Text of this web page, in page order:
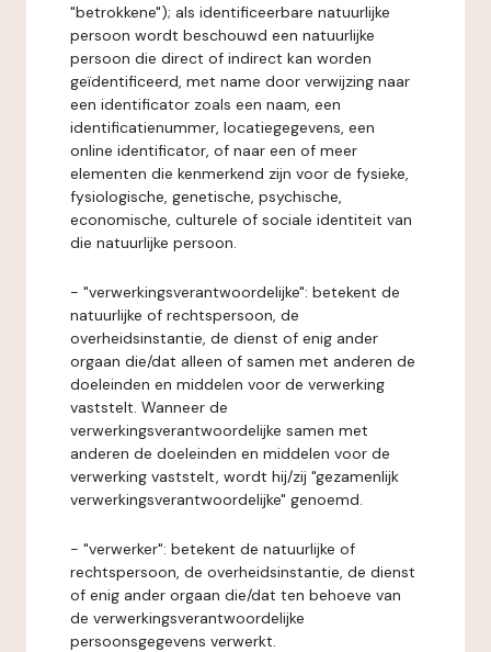
"betrokkene"); als identificeerbare natuurlijke
persoon wordt beschouwd een natuurlijke
persoon die direct of indirect kan worden
geïdentificeerd, met name door verwijzing naar
een identificator zoals een naam, een
identificatienummer, locatiegegevens, een
online identificator, of naar een of meer
elementen die kenmerkend zijn voor de fysieke,
fysiologische, genetische, psychische,
economische, culturele of sociale identiteit van
die natuurlijke persoon.
- "verwerkingsverantwoordelijke": betekent de
natuurlijke of rechtspersoon, de
overheidsinstantie, de dienst of enig ander
orgaan die/dat alleen of samen met anderen de
doeleinden en middelen voor de verwerking
vaststelt. Wanneer de
verwerkingsverantwoordelijke samen met
anderen de doeleinden en middelen voor de
verwerking vaststelt, wordt hij/zij "gezamenlijk
verwerkingsverantwoordelijke" genoemd.
- "verwerker": betekent de natuurlijke of
rechtspersoon, de overheidsinstantie, de dienst
of enig ander orgaan die/dat ten behoeve van
de verwerkingsverantwoordelijke
persoonsgegevens verwerkt.